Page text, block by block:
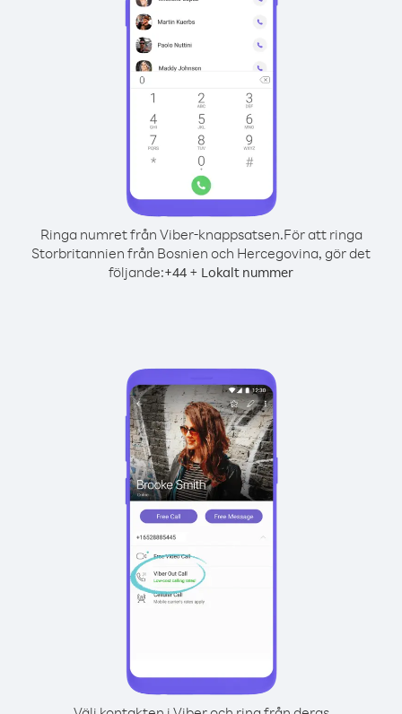
Ringa numret från Viber-knappsatsen.För att ringa
Storbritannien från Bosnien och Hercegovina, gör det
följande:+44 + Lokalt nummer